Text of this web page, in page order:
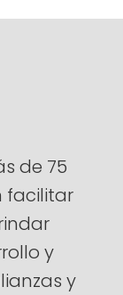
de 75
facilitar
y
y